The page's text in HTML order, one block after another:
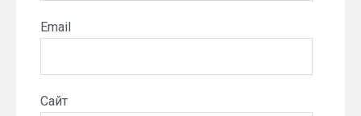
Email
Сайт